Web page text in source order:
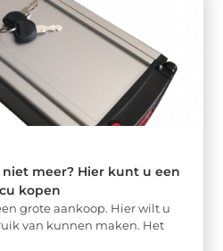
meer? Hier kunt u een
kopen
grote aankoop. Hier wilt u
van kunnen maken. Het